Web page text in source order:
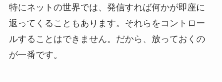
特にネットの世界では、発信すれば何かが即座に
返ってくることもあります。それらをコントロー
ルすることはできません。だから、放っておくの
が一番です。